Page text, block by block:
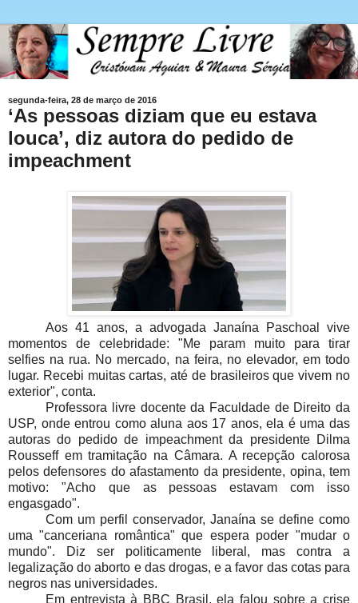
segunda-feira, 28 de março de 2016
‘As pessoas diziam que eu estava
louca’, diz autora do pedido de
impeachment
Aos 41 anos, a advogada Janaína Paschoal vive
momentos de celebridade: "Me param muito para tirar
selfies na rua. No mercado, na feira, no elevador, em todo
lugar. Recebi muitas cartas, até de brasileiros que vivem no
exterior", conta.
Professora livre docente da Faculdade de Direito da
USP, onde entrou como aluna aos 17 anos, ela é uma das
autoras do pedido de impeachment da presidente Dilma
Rousseff em tramitação na Câmara. A recepção calorosa
pelos defensores do afastamento da presidente, opina, tem
motivo: "Acho que as pessoas estavam com isso
engasgado".
Com um perfil conservador, Janaína se define como
uma "canceriana romântica" que espera poder "mudar o
mundo". Diz ser politicamente liberal, mas contra a
legalização do aborto e das drogas, e a favor das cotas para
negros nas universidades.
Em entrevista à BBC Brasil, ela falou sobre a crise